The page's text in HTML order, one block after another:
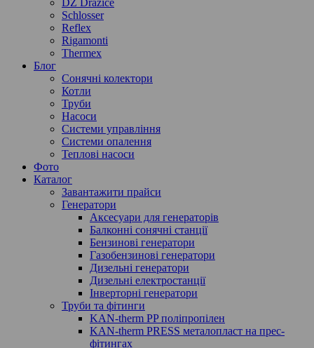
DZ Drazice
Schlosser
Reflex
Rigamonti
Thermex
Блог
Сонячні колектори
Котли
Труби
Насоси
Системи управління
Системи опалення
Теплові насоси
Фото
Каталог
Завантажити прайси
Генератори
Аксесуари для генераторів
Балконні сонячні станції
Бензинові генератори
Газобензинові генератори
Дизельні генератори
Дизельні електростанції
Інверторні генератори
Труби та фітинги
KAN-therm PP поліпропілен
KAN-therm PRESS металопласт на прес-
фітингах